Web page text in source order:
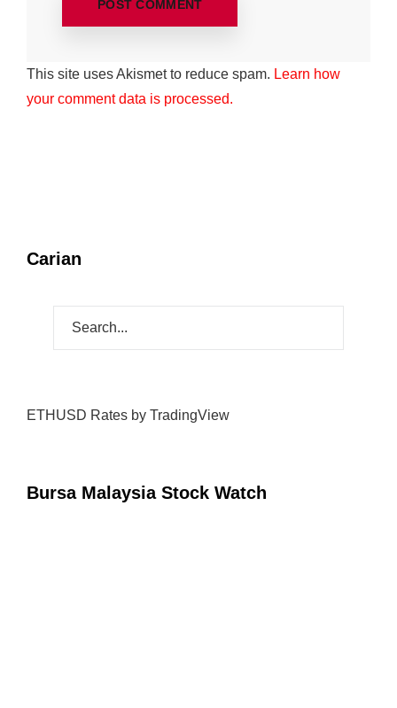
This site uses Akismet to reduce spam. Learn how
your comment data is processed.
Carian
ETHUSD Rates by TradingView
Bursa Malaysia Stock Watch